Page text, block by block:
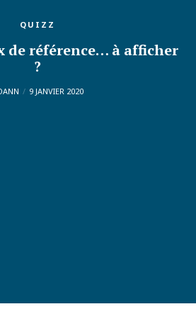
QUIZZ
de référence… à afficher
?
9 JANVIER 2020